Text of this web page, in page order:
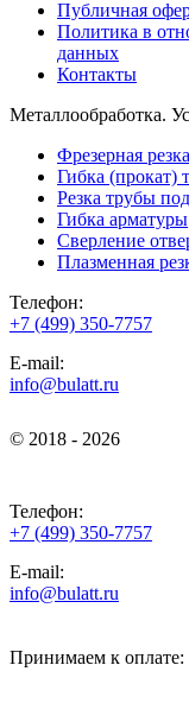
Публичная
Политика в
данных
Контакты
Металлообработка.
Фрезерная резка
Гибка (прокат)
Резка трубы
Гибка арматуры
Сверление
Плазменная
Телефон:
+7 (499) 350-7757
E-mail:
info@bulatt.ru
© 2018 - 2026
Телефон:
+7 (499) 350-7757
E-mail:
info@bulatt.ru
Принимаем к оплате: